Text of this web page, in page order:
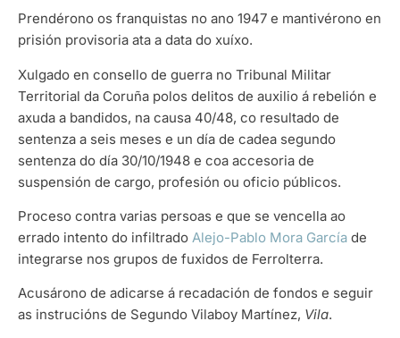
Prendérono os franquistas no ano 1947 e mantivérono en
prisión provisoria ata a data do xuíxo.
Xulgado en consello de guerra no Tribunal Militar
Territorial da Coruña polos delitos de auxilio á rebelión e
axuda a bandidos, na causa 40/48, co resultado de
sentenza a seis meses e un día de cadea segundo
sentenza do día 30/10/1948 e coa accesoria de
suspensión de cargo, profesión ou oficio públicos.
Proceso contra varias persoas e que se vencella ao
errado intento do infiltrado Alejo-Pablo Mora García de
integrarse nos grupos de fuxidos de Ferrolterra.
Acusárono de adicarse á recadación de fondos e seguir
as instrucións de Segundo Vilaboy Martínez, Vila.